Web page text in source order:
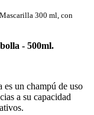
300 ml, con
- 500ml.
un champú de uso
a su capacidad